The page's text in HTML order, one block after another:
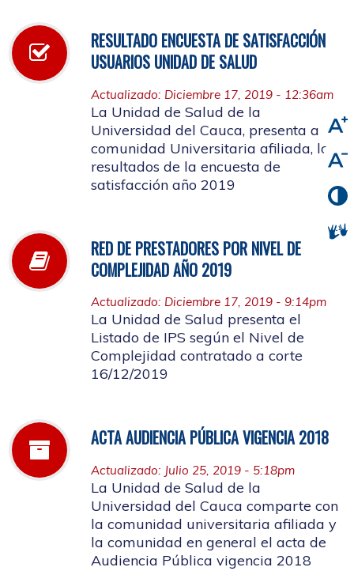
RESULTADO ENCUESTA DE SATISFACCIÓN
USUARIOS UNIDAD DE SALUD
Actualizado: Diciembre 17, 2019 - 12:36am
La Unidad de Salud de la
Universidad del Cauca, presenta a la
comunidad Universitaria afiliada, los
resultados de la encuesta de
satisfacción año 2019
RED DE PRESTADORES POR NIVEL DE
COMPLEJIDAD AÑO 2019
Actualizado: Diciembre 17, 2019 - 9:14pm
La Unidad de Salud presenta el
Listado de IPS según el Nivel de
Complejidad contratado a corte
16/12/2019
ACTA AUDIENCIA PÚBLICA VIGENCIA 2018
Actualizado: Julio 25, 2019 - 5:18pm
La Unidad de Salud de la
Universidad del Cauca comparte con
la comunidad universitaria afiliada y
la comunidad en general el acta de
Audiencia Pública vigencia 2018